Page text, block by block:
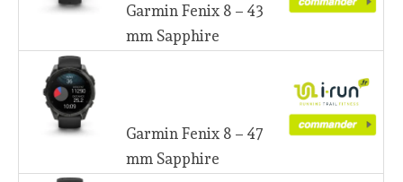
Garmin Fenix 8 – 43
mm Sapphire
Garmin Fenix 8 – 47
mm Sapphire